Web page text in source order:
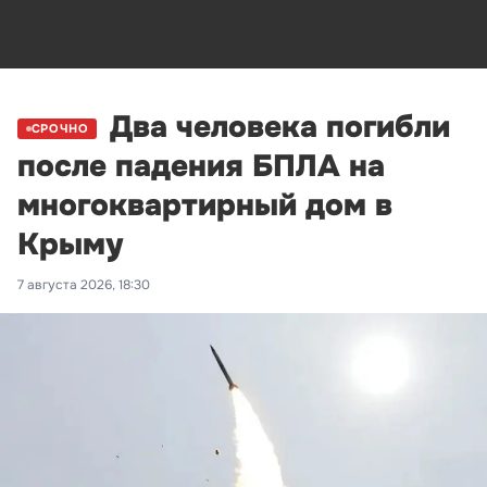
СРОЧНО
Два человека погибли
после падения БПЛА на
многоквартирный дом в
Крыму
7 августа 2026, 18:30